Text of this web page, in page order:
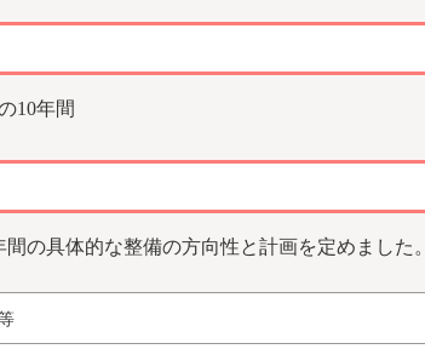
10年間
の具体的な整備の方向性と計画を定めました。